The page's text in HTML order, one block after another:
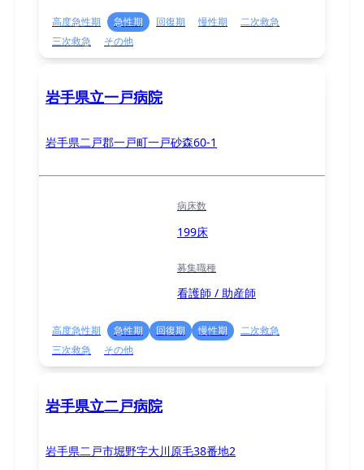
高度急性期 急性期 回復期 慢性期
二次救急
三次救急
その他
岩手県立一戸病院
岩手県二戸郡一戸町一戸砂森60-1
病床数
199床
募集職種
看護師 / 助産師
高度急性期 急性期 回復期 慢性期
二次救急
三次救急
その他
岩手県立二戸病院
岩手県二戸市堀野字大川原毛38番地2